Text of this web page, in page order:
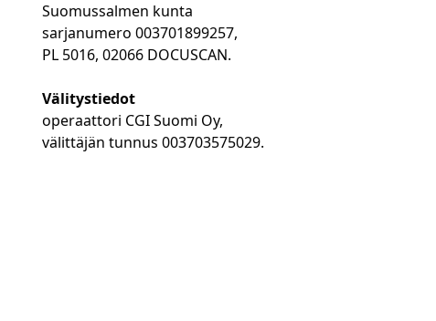
Suomussalmen kunta
sarjanumero 003701899257,
PL 5016, 02066 DOCUSCAN.
Välitystiedot
operaattori CGI Suomi Oy,
välittäjän tunnus 003703575029.